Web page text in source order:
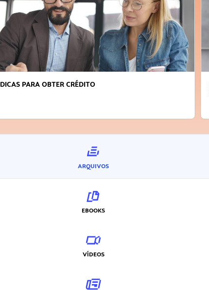
FAÇA A DIFERENÇA: SEJA SUSTENTÁVEL, SEJA
ARQUIVOS
EBOOKS
VÍDEOS